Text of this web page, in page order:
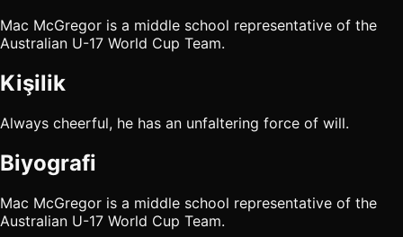
Mac McGregor is a middle school representative of the
Australian U-17 World Cup Team.
Kişilik
Always cheerful, he has an unfaltering force of will.
Biyografi
Mac McGregor is a middle school representative of the
Australian U-17 World Cup Team.